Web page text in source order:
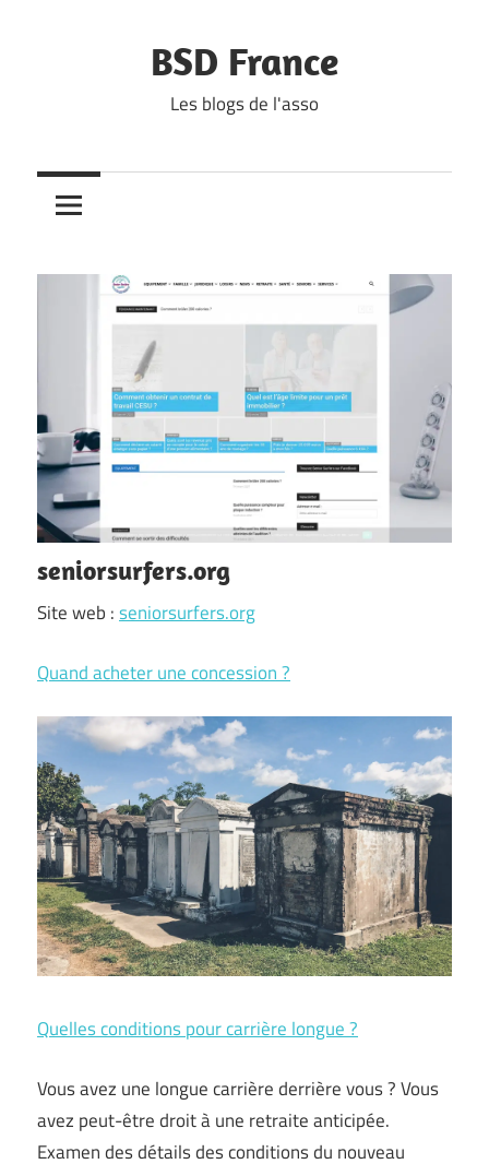
BSD France
Les blogs de l'asso
seniorsurfers.org
Site web :seniorsurfers.org
Quand acheter une concession ?
Quelles conditions pour carrière longue ?
Vous avez une longue carrière derrière vous ? Vous
avez peut-être droit à une retraite anticipée.
Examen des détails des conditions du nouveau